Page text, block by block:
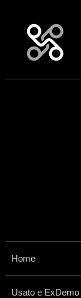
Home
Usato e ExDemo